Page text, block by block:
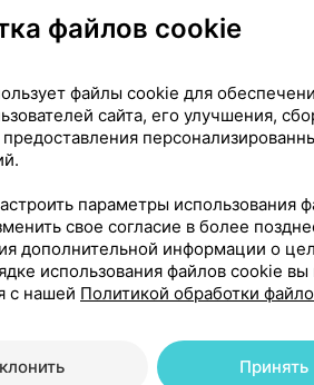
Где купить
Где купить
файлов cookie
файлы cookie для
сайта, его улучшения,
предоставления
параметры использования
свое согласие в более
дополнительной информации о
использования файлов cookie
с нашей Политикой обработки
Принять